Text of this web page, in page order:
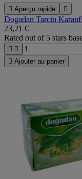
 Aperçu rapide 
Dogadan Tarcin
23,21 €
Rated out of 5 stars
 
 Ajouter au panier